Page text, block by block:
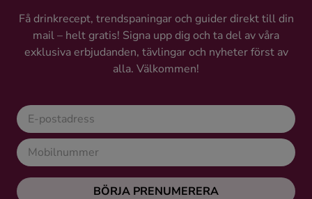
Få drinkrecept, trendspaningar och guider direkt till din
mail – helt gratis! Signa upp dig och ta del av våra
exklusiva erbjudanden, tävlingar och nyheter först av
alla. Välkommen!
BÖRJA PRENUMERERA